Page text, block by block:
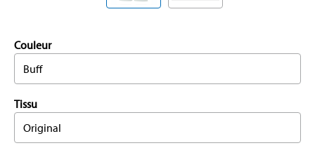
Couleur
Buff
Tissu
Original